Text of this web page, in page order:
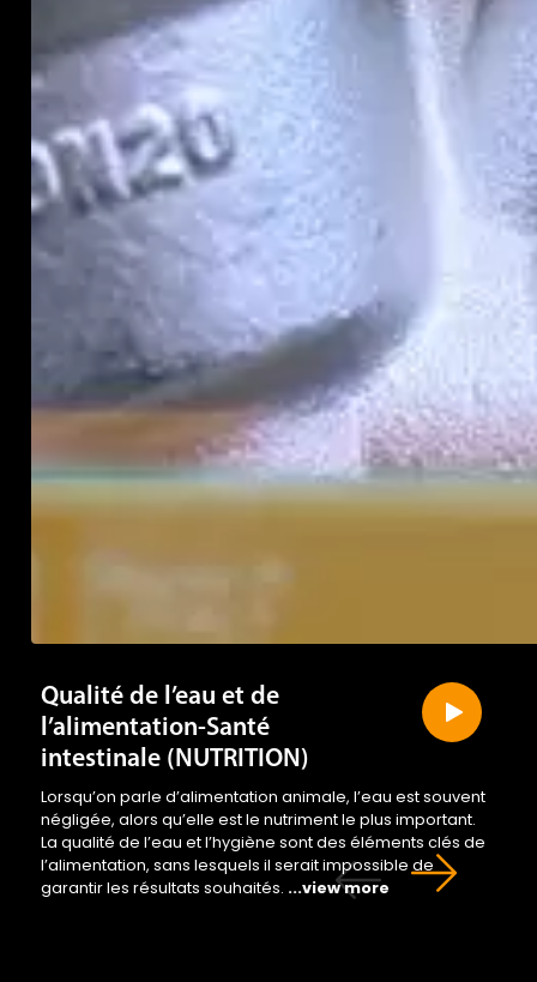
Qualité de l’eau et de
l’alimentation-Santé
intestinale (NUTRITION)
négligée, alors qu’elle est le nutriment le plus important.
La qualité de l’eau et l’hygiène sont des éléments clés de
l’alimentation, sans lesquels il serait impossible de
garantir les résultats souhaités....view more